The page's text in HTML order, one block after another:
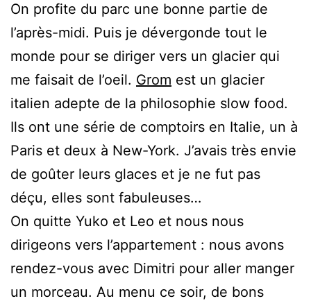
On profite du parc une bonne partie de
l’après-midi. Puis je dévergonde tout le
monde pour se diriger vers un glacier qui
me faisait de l’oeil. Grom est un glacier
italien adepte de la philosophie slow food.
Ils ont une série de comptoirs en Italie, un à
Paris et deux à New-York. J’avais très envie
de goûter leurs glaces et je ne fut pas
déçu, elles sont fabuleuses…
On quitte Yuko et Leo et nous nous
dirigeons vers l’appartement : nous avons
rendez-vous avec Dimitri pour aller manger
un morceau. Au menu ce soir, de bons